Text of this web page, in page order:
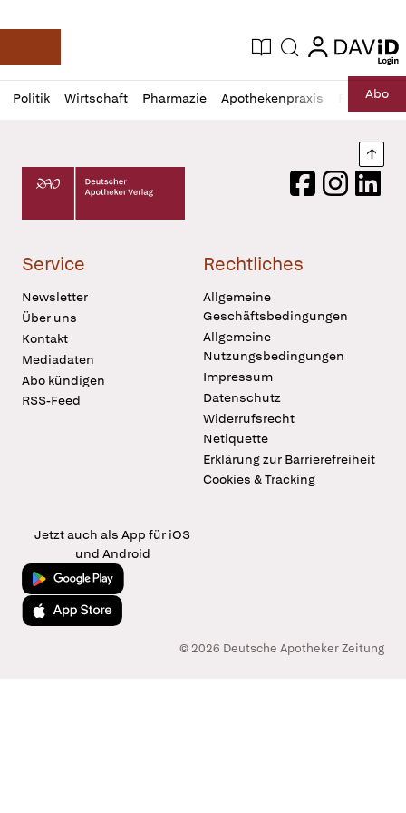
Deutsche Apotheker Zeitung
Aktuelle Ausgabe
Suche login
login
Politik Wirtschaft Pharmazie Apothekenpraxis RechtAbo
Profil
öffnen
Daz
Pur
Deutscher Apotheker Verlag Logo
FacebookInstagram
Service
Newsletter
Über uns
Kontakt
Mediadaten
Abo kündigen
RSS-Feed
Rechtliches
Allgemeine
Geschäftsbedingungen
Allgemeine
Nutzungsbedingungen
Impressum
Datenschutz
Widerrufsrecht
Netiquette
Erklärung zur Barrierefreiheit
Cookies & Tracking
Jetzt auch als App für iOS
und Android
Jetzt bei Google Play
Laden im App Store
© 2026 Deutsche Apotheker Zeitung